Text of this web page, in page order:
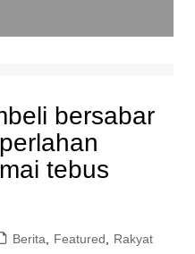
bersabar
tebus
Berita, Featured, Rakyat